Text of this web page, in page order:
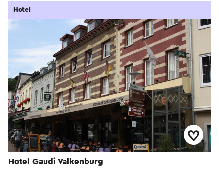
Hotel Gaudi Valkenburg
Hotel